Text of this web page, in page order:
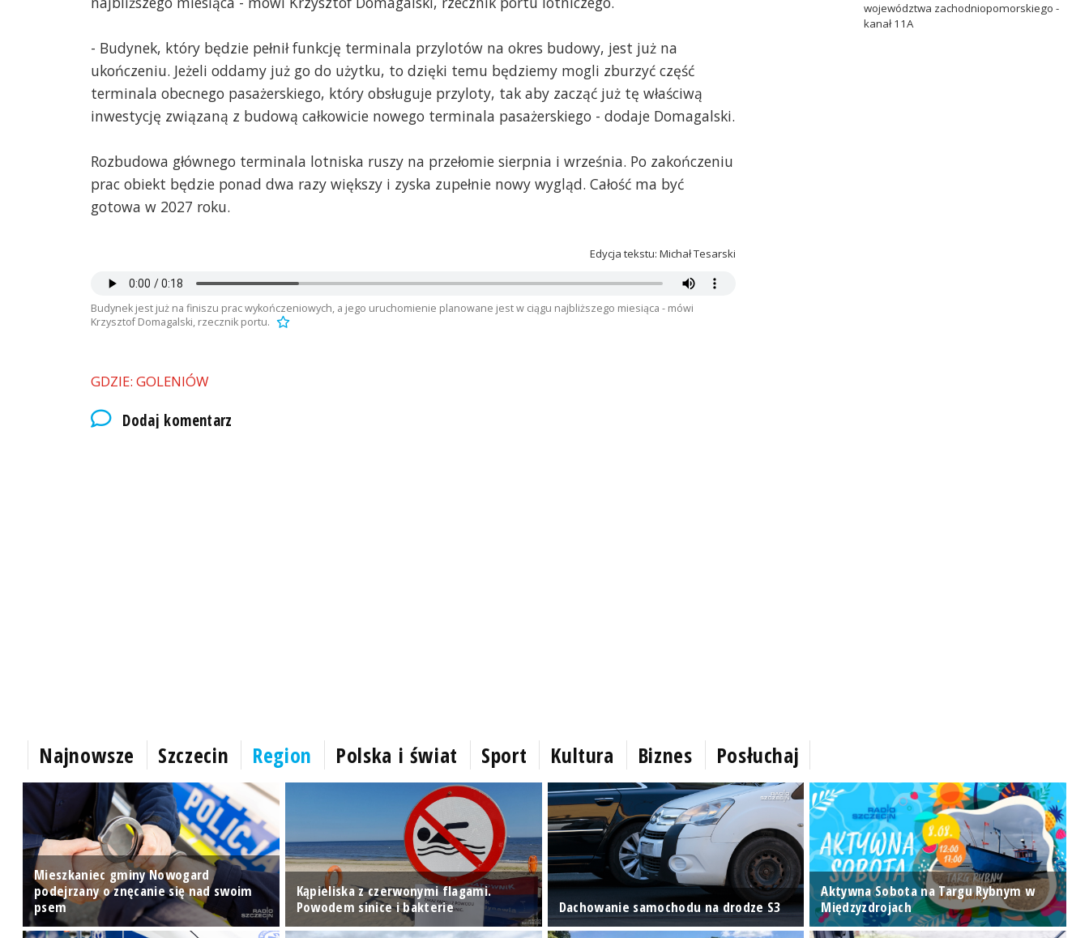
- Budynek, który będzie pełnił funkcję terminala przylotów na okres budowy, jest już na
ukończeniu. Jeżeli oddamy już go do użytku, to dzięki temu będziemy mogli zburzyć część
terminala obecnego pasażerskiego, który obsługuje przyloty, tak aby zacząć już tę właściwą
inwestycję związaną z budową całkowicie nowego terminala pasażerskiego - dodaje Domagalski.
Rozbudowa głównego terminala lotniska ruszy na przełomie sierpnia i września. Po zakończeniu
prac obiekt będzie ponad dwa razy większy i zyska zupełnie nowy wygląd. Całość ma być
gotowa w 2027 roku.
Edycja tekstu: Michał Tesarski
Budynek jest już na finiszu prac wykończeniowych, a jego uruchomienie planowane jest w ciągu najbliższego miesiąca - mówi
Krzysztof Domagalski, rzecznik portu.
GDZIE: GOLENIÓW
Dodaj komentarz
województwa zachodniopomorskiego -
kanał 11A
Najnowsze Szczecin Region Polska i świat Sport Kultura Biznes Posłuchaj
Mieszkaniec gminy Nowogard
podejrzany o znęcanie się nad swoim
psem
Kąpieliska z czerwonymi flagami.
Powodem sinice i bakterie
Dachowanie samochodu na drodze S3
Aktywna Sobota na Targu Rybnym w
Międzyzdrojach